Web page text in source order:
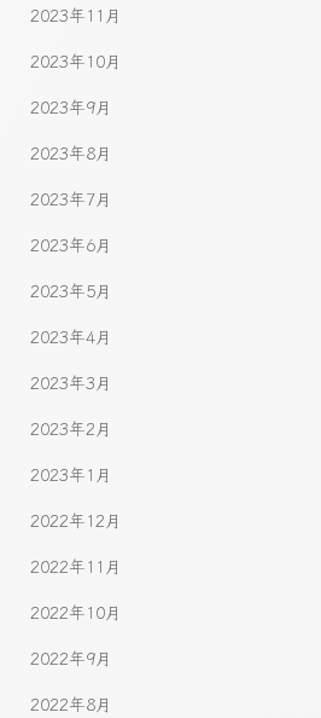
2023年11月
2023年10月
2023年9月
2023年8月
2023年7月
2023年6月
2023年5月
2023年4月
2023年3月
2023年2月
2023年1月
2022年12月
2022年11月
2022年10月
2022年9月
2022年8月